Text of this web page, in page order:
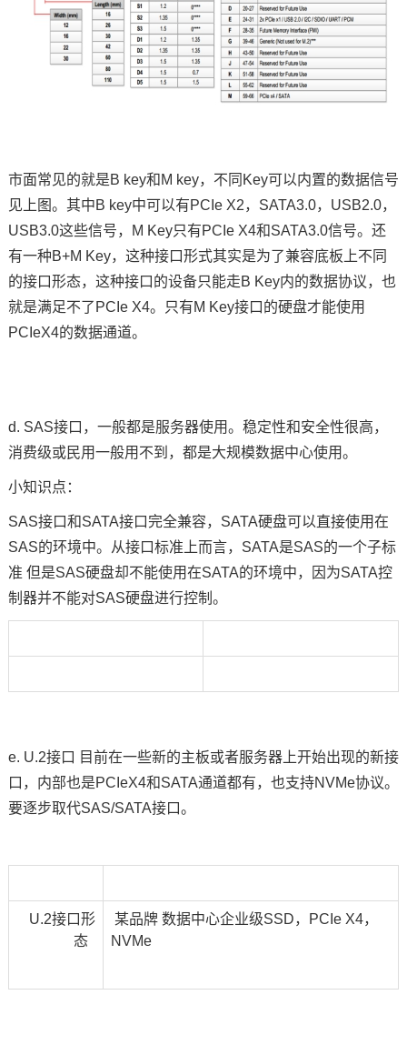
市面常见的就是B key和M key，不同Key可以内置的数据信号
见上图。其中B key中可以有PCIe X2，SATA3.0，USB2.0，
USB3.0这些信号，M Key只有PCIe X4和SATA3.0信号。还
有一种B+M Key，这种接口形式其实是为了兼容底板上不同
的接口形态，这种接口的设备只能走B Key内的数据协议，也
就是满足不了PCIe X4。只有M Key接口的硬盘才能使用
PCIeX4的数据通道。
d. SAS接口，一般都是服务器使用。稳定性和安全性很高，
消费级或民用一般用不到，都是大规模数据中心使用。
小知识点：
SAS接口和SATA接口完全兼容，SATA硬盘可以直接使用在
SAS的环境中。从接口标准上而言，SATA是SAS的一个子标
准 但是SAS硬盘却不能使用在SATA的环境中，因为SATA控
制器并不能对SAS硬盘进行控制。
e. U.2接口 目前在一些新的主板或者服务器上开始出现的新接
口，内部也是PCIeX4和SATA通道都有，也支持NVMe协议。
要逐步取代SAS/SATA接口。
U.2接口形
态
某品牌 数据中心企业级SSD， PCIe X4，
NVMe